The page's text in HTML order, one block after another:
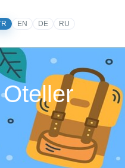
EN DE RU